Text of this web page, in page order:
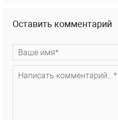
Оставить комментарий